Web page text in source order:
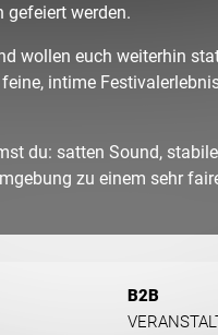
werden.
wollen euch weiterhin
intime
du: satten Sound,
zu einem sehr
B2B